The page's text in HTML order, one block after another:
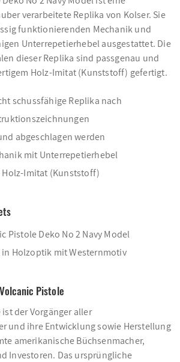
verarbeitete Replika von Kolser. Sie
funktionierenden Mechanik und
Unterrepetierhebel ausgestattet. Die
dieser Replika sind passgenau und
Holz-Imitat (Kunststoff) gefertigt.
schussfähige Replika nach
abgeschlagen werden
mit Unterrepetierhebel
Holz-Imitat (Kunststoff)
Pistole Deko No 2 Navy Model
in Holzoptik mit Westernmotiv
Pistole
der Vorgänger aller
und ihre Entwicklung sowie Herstellung
amerikanische Büchsenmacher,
Investoren. Das ursprüngliche